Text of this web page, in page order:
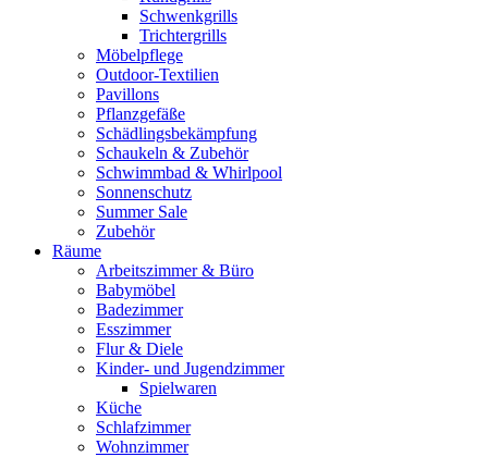
Schwenkgrills
Trichtergrills
Möbelpflege
Outdoor-Textilien
Pavillons
Pflanzgefäße
Schädlingsbekämpfung
Schaukeln & Zubehör
Schwimmbad & Whirlpool
Sonnenschutz
Summer Sale
Zubehör
Räume
Arbeitszimmer & Büro
Babymöbel
Badezimmer
Esszimmer
Flur & Diele
Kinder- und Jugendzimmer
Spielwaren
Küche
Schlafzimmer
Wohnzimmer